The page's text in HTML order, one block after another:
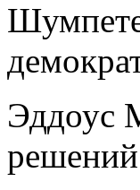
Эддоус